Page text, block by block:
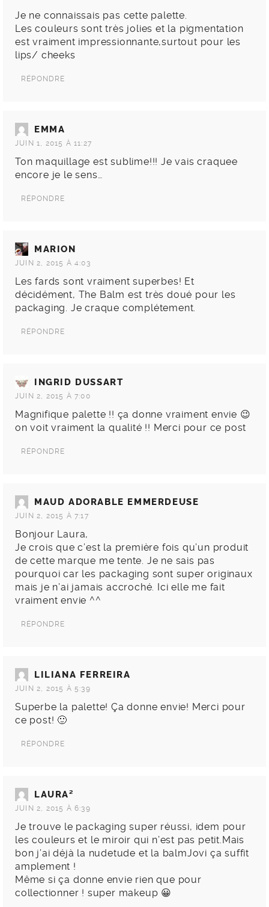
Je ne connaissais pas cette palette.
Les couleurs sont très jolies et la pigmentation
est vraiment impressionnante,surtout pour les
lips/ cheeks
RÉPONDRE
EMMA
JUIN 1, 2015 À 11:27
Ton maquillage est sublime!!! Je vais craquee
encore je le sens…
RÉPONDRE
MARION
JUIN 2, 2015 À 4:03
Les fards sont vraiment superbes! Et
décidément, The Balm est très doué pour les
packaging. Je craque complétement.
RÉPONDRE
INGRID DUSSART
JUIN 2, 2015 À 7:00
Magnifique palette !! ça donne vraiment envie 😉
on voit vraiment la qualité !! Merci pour ce post
RÉPONDRE
MAUD ADORABLE EMMERDEUSE
JUIN 2, 2015 À 7:17
Bonjour Laura,
Je crois que c’est la première fois qu’un produit
de cette marque me tente. Je ne sais pas
pourquoi car les packaging sont super originaux
mais je n’ai jamais accroché. Ici elle me fait
vraiment envie ^^
RÉPONDRE
LILIANA FERREIRA
JUIN 2, 2015 À 5:39
Superbe la palette! Ça donne envie! Merci pour
ce post! 🙂
RÉPONDRE
LAURA²
JUIN 2, 2015 À 6:39
Je trouve le packaging super réussi, idem pour
les couleurs et le miroir qui n’est pas petit.Mais
bon j’ai déjà la nudetude et la balmJovi ça suffit
amplement !
Même si ça donne envie rien que pour
collectionner ! super makeup 😀